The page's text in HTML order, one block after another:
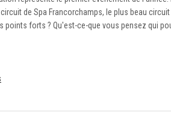
de Spa Francorchamps, le plus beau
forts ? Qu'est-ce-que vous pensez qui